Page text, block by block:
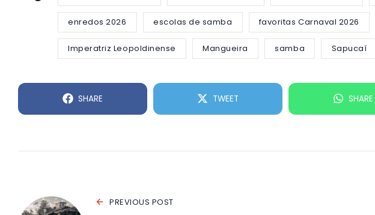
enredos 2026 escolas de samba favoritas Carnaval 2026
Imperatriz Leopoldinense Mangueira samba Sapucaí
SHARE TWEET SHARE
PREVIOUS POST